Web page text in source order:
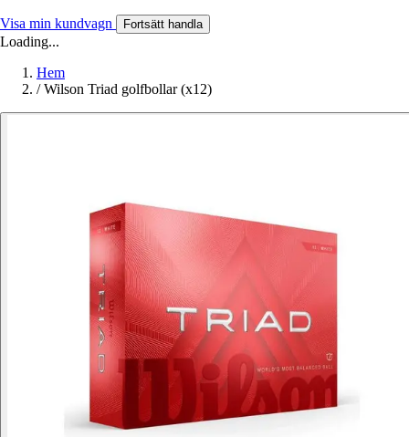
Visa min kundvagn Fortsätt handla
Loading...
Hem
/ Wilson Triad golfbollar (x12)